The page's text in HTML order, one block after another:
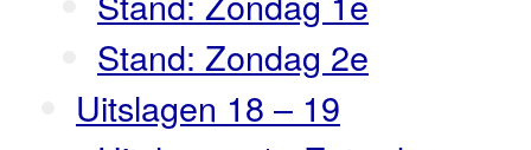
Stand: Zondag 2e
Uitslagen 18 – 19